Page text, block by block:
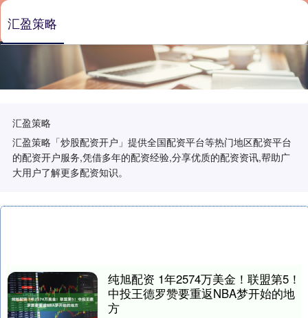
汇盈策略
汇盈策略「炒股配资开户」提供全国配资平台等热门地区配资平台
的配资开户服务,凭借多年的配资经验,分享优质的配资资讯,帮助广
大用户了解更多配资知识。
汇盈策略
纯旭配资 1年2574万美金！联盟第5！
中投王德罗赞要重返NBA梦开始的地
方